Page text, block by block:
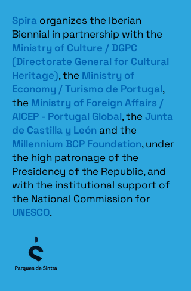
Spira organizes the Iberian
Biennial in partnership with the
Ministry of Culture / DGPC
(Directorate General for Cultural
Heritage), the Ministry of
Economy / Turismo de Portugal,
the Ministry of Foreign Affairs /
AICEP - Portugal Global, theJunta
de Castilla y León and the
Millennium BCP Foundation, under
the high patronage of the
Presidency of the Republic, and
with the institutional support of
the National Commission for
UNESCO.